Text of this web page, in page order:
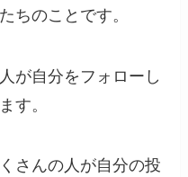
ちのことです。
が自分をフォローし
す。
さんの人が自分の投